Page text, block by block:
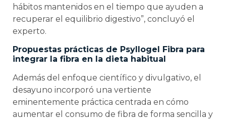
hábitos mantenidos en el tiempo que ayuden a
recuperar el equilibrio digestivo”, concluyó el
experto.
Propuestas prácticas de Psyllogel Fibra para
integrar la fibra en la dieta habitual
Además del enfoque científico y divulgativo, el
desayuno incorporó una vertiente
eminentemente práctica centrada en cómo
aumentar el consumo de fibra de forma sencilla y